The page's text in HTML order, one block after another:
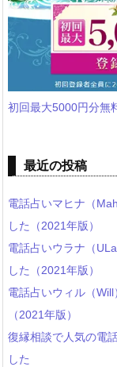
初回最大5000円分無
最近の投稿
電話占いマヒナ（
した（2021年版）
電話占いウラナ（
した（2021年版）
電話占いウィル（
（2021年版）
復縁相談で人気の電
した